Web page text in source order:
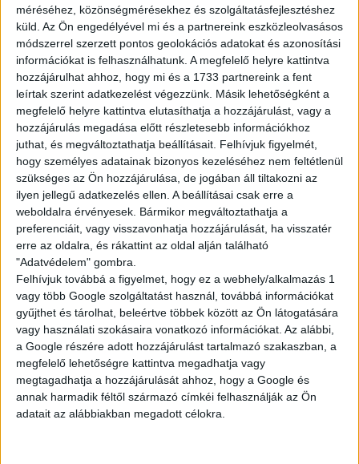
méréséhez, közönségmérésekhez és szolgáltatásfejlesztéshez
küld. Az Ön engedélyével mi és a partnereink eszközleolvasásos
módszerrel szerzett pontos geolokációs adatokat és azonosítási
információkat is felhasználhatunk. A megfelelő helyre kattintva
hozzájárulhat ahhoz, hogy mi és a 1733 partnereink a fent
leírtak szerint adatkezelést végezzünk. Másik lehetőségként a
megfelelő helyre kattintva elutasíthatja a hozzájárulást, vagy a
hozzájárulás megadása előtt részletesebb információkhoz
juthat, és megváltoztathatja beállításait. Felhívjuk figyelmét,
hogy személyes adatainak bizonyos kezeléséhez nem feltétlenül
szükséges az Ön hozzájárulása, de jogában áll tiltakozni az
ilyen jellegű adatkezelés ellen. A beállításai csak erre a
weboldalra érvényesek. Bármikor megváltoztathatja a
preferenciáit, vagy visszavonhatja hozzájárulását, ha visszatér
erre az oldalra, és rákattint az oldal alján található
"Adatvédelem" gombra.
Felhívjuk továbbá a figyelmet, hogy ez a webhely/alkalmazás 1
vagy több Google szolgáltatást használ, továbbá információkat
gyűjthet és tárolhat, beleértve többek között az Ön látogatására
vagy használati szokásaira vonatkozó információkat. Az alábbi,
a Google részére adott hozzájárulást tartalmazó szakaszban, a
megfelelő lehetőségre kattintva megadhatja vagy
megtagadhatja a hozzájárulását ahhoz, hogy a Google és
annak harmadik féltől származó címkéi felhasználják az Ön
adatait az alábbiakban megadott célokra.